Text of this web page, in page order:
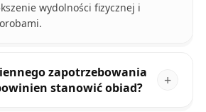
wydolności fizycznej i
zapotrzebowania
stanowić obiad?